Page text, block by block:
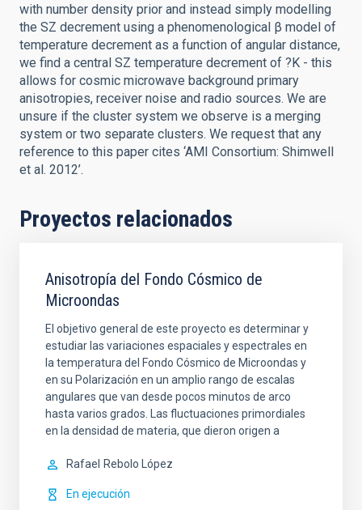
with number density prior and instead simply modelling
the SZ decrement using a phenomenological β model of
temperature decrement as a function of angular distance,
we find a central SZ temperature decrement of ?K - this
allows for cosmic microwave background primary
anisotropies, receiver noise and radio sources. We are
unsure if the cluster system we observe is a merging
system or two separate clusters. We request that any
reference to this paper cites ‘AMI Consortium: Shimwell
et al. 2012’.
Proyectos relacionados
Anisotropía del Fondo Cósmico de
Microondas
El objetivo general de este proyecto es determinar y
estudiar las variaciones espaciales y espectrales en
la temperatura del Fondo Cósmico de Microondas y
en su Polarización en un amplio rango de escalas
angulares que van desde pocos minutos de arco
hasta varios grados. Las fluctuaciones primordiales
en la densidad de materia, que dieron origen a
Rafael Rebolo López
En ejecución